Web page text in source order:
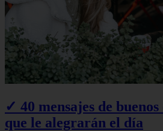
✓ 40 mensajes de
que le alegrarán el día